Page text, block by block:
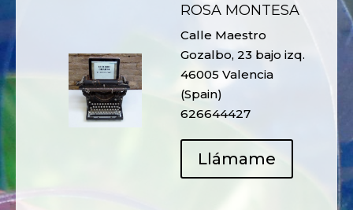
ROSA MONTESA
Calle Maestro
Gozalbo, 23 bajo izq.
46005 Valencia
(Spain)
626644427
Llámame